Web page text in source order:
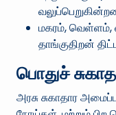
மகரம், வெள்ளம்,
தாங்குதிறன்
பொதுச்
அரசு சுகாதார